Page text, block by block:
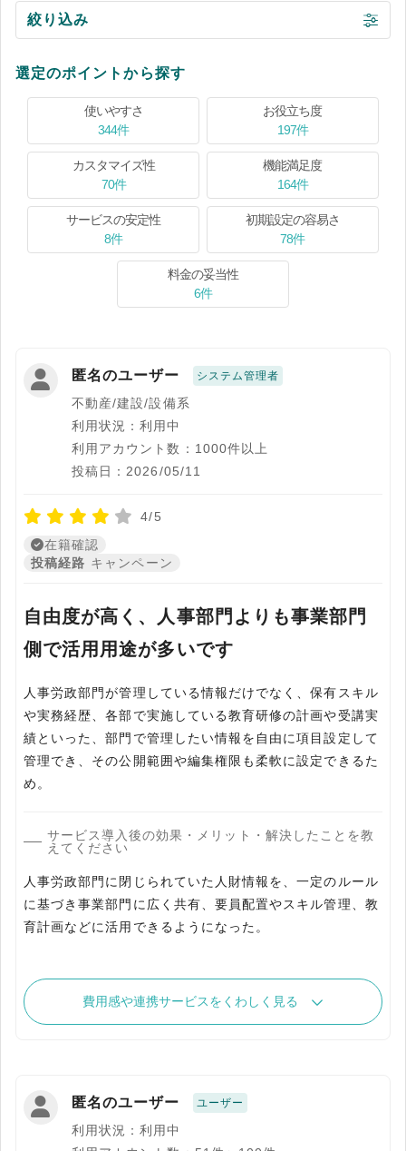
絞り込み
選定のポイントから探す
使いやすさ
344件
お役立ち度
197件
カスタマイズ性
70件
機能満足度
164件
サービスの安定性
8件
初期設定の容易さ
78件
料金の妥当性
6件
匿名のユーザー システム管理者
不動産/建設/設備系
利用状況：利用中
利用アカウント数：1000件以上
投稿日：2026/05/11
4/5
在籍確認
投稿経路 キャンペーン
自由度が高く、人事部門よりも事業部門
側で活用用途が多いです
人事労政部門が管理している情報だけでなく、保有スキル
や実務経歴、各部で実施している教育研修の計画や受講実
績といった、部門で管理したい情報を自由に項目設定して
管理でき、その公開範囲や編集権限も柔軟に設定できるた
め。
サービス導入後の効果・メリット・解決したことを教
えてください
人事労政部門に閉じられていた人財情報を、一定のルール
に基づき事業部門に広く共有、要員配置やスキル管理、教
育計画などに活用できるようになった。
費用感や連携サービスをくわしく見る
匿名のユーザー ユーザー
利用状況：利用中